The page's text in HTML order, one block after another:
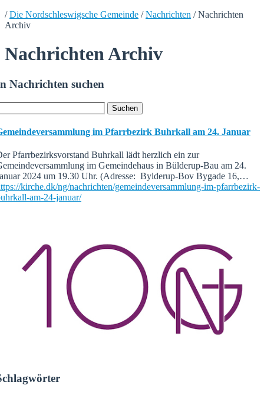
/ Die Nordschleswigsche Gemeinde / Nachrichten /Nachrichten
Archiv
Nachrichten Archiv
Nachrichten suchen
im Pfarrbezirk Buhrkall am 24. Januar
Pfarrbezirksvorstand Buhrkall lädt herzlich ein zur
im Gemeindehaus in Bülderup-Bau am 24.
2024 um 19.30 Uhr. (Adresse: Bylderup-Bov Bygade 16,…
kirche.dk/ng/nachrichten/gemeindeversammlung-im-pfarrbezirk-
am-24-januar/